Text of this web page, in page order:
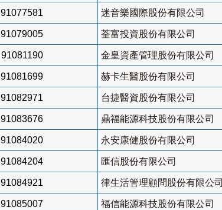
91077581 迷音樂國際股份有限公司
91079005 荃富投資股份有限公司
91081190 金皇資產管理股份有限公司
91081699 赫卡生醫股份有限公司
91082971 台捷醫資股份有限公司
91083676 鼎福能源科技股份有限公司
91084020 永安康健股份有限公司
91084204 匯信股份有限公司
91084921 律生活管理顧問股份有限公司
91085007 福信能源科技股份有限公司